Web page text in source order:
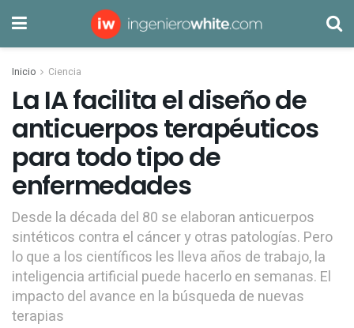
Inicio Ciencia
La IA facilita el diseño de
anticuerpos terapéuticos
para todo tipo de
enfermedades
Desde la década del 80 se elaboran anticuerpos
sintéticos contra el cáncer y otras patologías. Pero
lo que a los científicos les lleva años de trabajo, la
inteligencia artificial puede hacerlo en semanas. El
impacto del avance en la búsqueda de nuevas
terapias